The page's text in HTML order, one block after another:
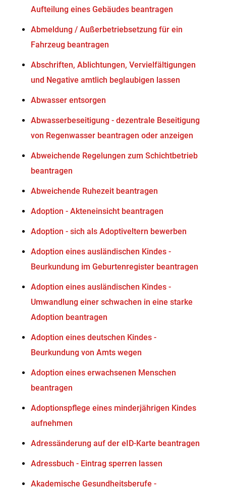
Aufteilung eines Gebäudes beantragen
Abmeldung / Außerbetriebsetzung für ein
Fahrzeug beantragen
Abschriften, Ablichtungen, Vervielfältigungen
und Negative amtlich beglaubigen lassen
Abwasser entsorgen
Abwasserbeseitigung - dezentrale Beseitigung
von Regenwasser beantragen oder anzeigen
Abweichende Regelungen zum Schichtbetrieb
beantragen
Abweichende Ruhezeit beantragen
Adoption - Akteneinsicht beantragen
Adoption - sich als Adoptiveltern bewerben
Adoption eines ausländischen Kindes -
Beurkundung im Geburtenregister beantragen
Adoption eines ausländischen Kindes -
Umwandlung einer schwachen in eine starke
Adoption beantragen
Adoption eines deutschen Kindes -
Beurkundung von Amts wegen
Adoption eines erwachsenen Menschen
beantragen
Adoptionspflege eines minderjährigen Kindes
aufnehmen
Adressänderung auf der eID-Karte beantragen
Adressbuch - Eintrag sperren lassen
Akademische Gesundheitsberufe -